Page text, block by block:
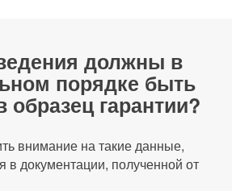
должны в
порядке быть
гарантии?
внимание на такие данные,
в документации, полученной от